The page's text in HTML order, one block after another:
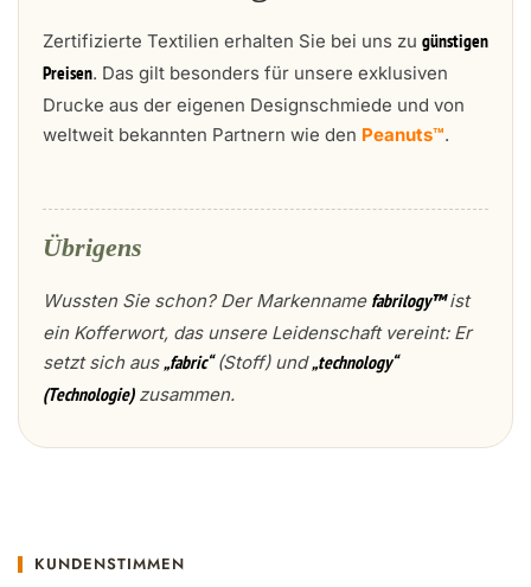
Zertifizierte Textilien erhalten Sie bei uns zu günstigen
Preisen. Das gilt besonders für unsere exklusiven
Drucke aus der eigenen Designschmiede und von
weltweit bekannten Partnern wie den Peanuts™.
Übrigens
Wussten Sie schon? Der Markenname fabrilogy™ist
ein Kofferwort, das unsere Leidenschaft vereint: Er
setzt sich aus„fabric“(Stoff) und„technology“
(Technologie)zusammen.
KUNDENSTIMMEN